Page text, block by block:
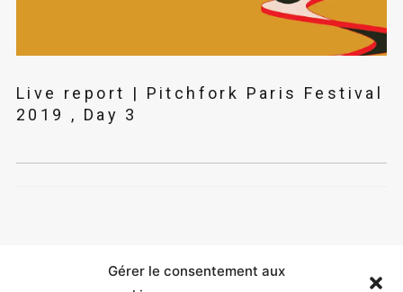
Gérer le consentement aux
Live report | Pitchfork Paris Festival
2019 , Day 3